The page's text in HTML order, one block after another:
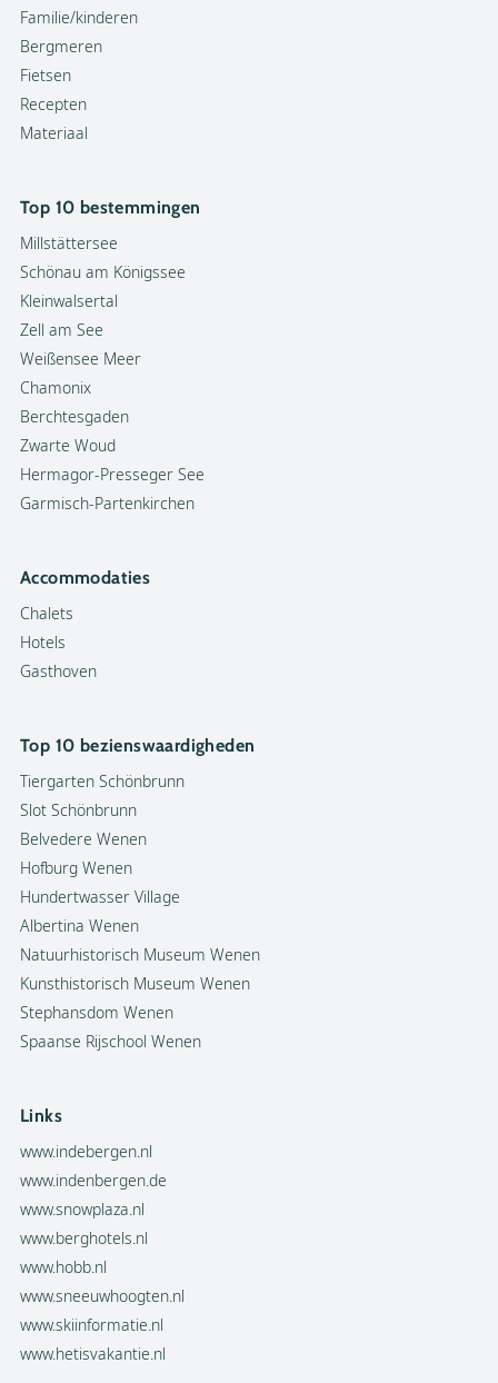
Familie/kinderen
Bergmeren
Fietsen
Recepten
Materiaal
Top 10 bestemmingen
Millstättersee
Schönau am Königssee
Kleinwalsertal
Zell am See
Weißensee Meer
Chamonix
Berchtesgaden
Zwarte Woud
Hermagor-Presseger See
Garmisch-Partenkirchen
Accommodaties
Chalets
Hotels
Gasthoven
Top 10 bezienswaardigheden
Tiergarten Schönbrunn
Slot Schönbrunn
Belvedere Wenen
Hofburg Wenen
Hundertwasser Village
Albertina Wenen
Natuurhistorisch Museum Wenen
Kunsthistorisch Museum Wenen
Stephansdom Wenen
Spaanse Rijschool Wenen
Links
www.indebergen.nl
www.indenbergen.de
www.snowplaza.nl
www.berghotels.nl
www.hobb.nl
www.sneeuwhoogten.nl
www.skiinformatie.nl
www.hetisvakantie.nl